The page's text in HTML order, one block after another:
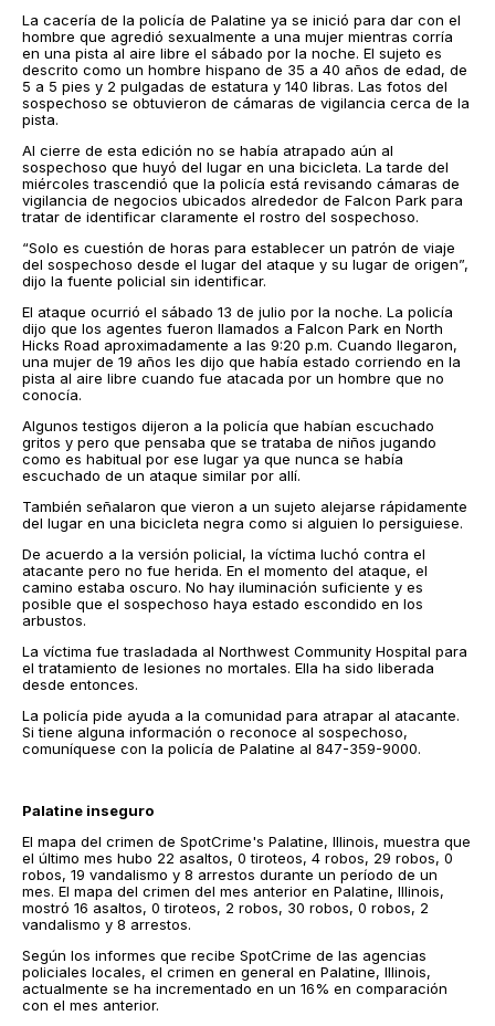
La cacería de la policía de Palatine ya se inició para dar con el
hombre que agredió sexualmente a una mujer mientras corría
en una pista al aire libre el sábado por la noche. El sujeto es
descrito como un hombre hispano de 35 a 40 años de edad, de
5 a 5 pies y 2 pulgadas de estatura y 140 libras. Las fotos del
sospechoso se obtuvieron de cámaras de vigilancia cerca de la
pista.
Al cierre de esta edición no se había atrapado aún al
sospechoso que huyó del lugar en una bicicleta. La tarde del
miércoles trascendió que la policía está revisando cámaras de
vigilancia de negocios ubicados alrededor de Falcon Park para
tratar de identificar claramente el rostro del sospechoso.
“Solo es cuestión de horas para establecer un patrón de viaje
del sospechoso desde el lugar del ataque y su lugar de origen”,
dijo la fuente policial sin identificar.
El ataque ocurrió el sábado 13 de julio por la noche. La policía
dijo que los agentes fueron llamados a Falcon Park en North
Hicks Road aproximadamente a las 9:20 p.m. Cuando llegaron,
una mujer de 19 años les dijo que había estado corriendo en la
pista al aire libre cuando fue atacada por un hombre que no
conocía.
Algunos testigos dijeron a la policía que habían escuchado
gritos y pero que pensaba que se trataba de niños jugando
como es habitual por ese lugar ya que nunca se había
escuchado de un ataque similar por allí.
También señalaron que vieron a un sujeto alejarse rápidamente
del lugar en una bicicleta negra como si alguien lo persiguiese.
De acuerdo a la versión policial, la víctima luchó contra el
atacante pero no fue herida. En el momento del ataque, el
camino estaba oscuro. No hay iluminación suficiente y es
posible que el sospechoso haya estado escondido en los
arbustos.
La víctima fue trasladada al Northwest Community Hospital para
el tratamiento de lesiones no mortales. Ella ha sido liberada
desde entonces.
La policía pide ayuda a la comunidad para atrapar al atacante.
Si tiene alguna información o reconoce al sospechoso,
comuníquese con la policía de Palatine al 847-359-9000.
Palatine inseguro
El mapa del crimen de SpotCrime's Palatine, Illinois, muestra que
el último mes hubo 22 asaltos, 0 tiroteos, 4 robos, 29 robos, 0
robos, 19 vandalismo y 8 arrestos durante un período de un
mes. El mapa del crimen del mes anterior en Palatine, Illinois,
mostró 16 asaltos, 0 tiroteos, 2 robos, 30 robos, 0 robos, 2
vandalismo y 8 arrestos.
Según los informes que recibe SpotCrime de las agencias
policiales locales, el crimen en general en Palatine, Illinois,
actualmente se ha incrementado en un 16% en comparación
con el mes anterior.